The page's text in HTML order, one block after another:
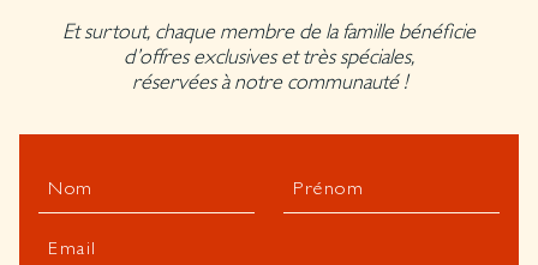
Et surtout, chaque membre de la famille bénéficie
d’offres exclusives et très spéciales,
réservées à notre communauté !
Nom Prénom
Email